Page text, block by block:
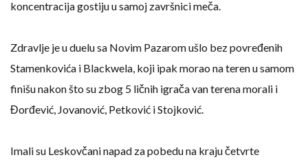
koncentracija gostiju u samoj završnici meča.
Zdravlje je u duelu sa Novim Pazarom ušlo bez povređenih
Stamenkovića i Blackwela, koji ipak morao na teren u samom
finišu nakon što su zbog 5 ličnih igrača van terena morali i
Đorđević, Jovanović, Petković i Stojković.
Imali su Leskovčani napad za pobedu na kraju četvrte